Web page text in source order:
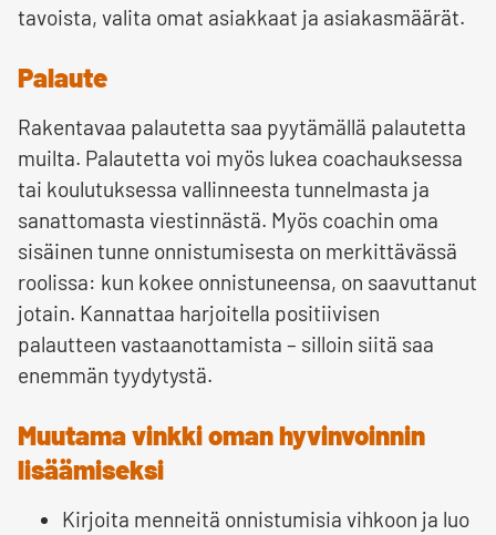
tavoista, valita omat asiakkaat ja asiakasmäärät.
Palaute
Rakentavaa palautetta saa pyytämällä palautetta
muilta. Palautetta voi myös lukea coachauksessa
tai koulutuksessa vallinneesta tunnelmasta ja
sanattomasta viestinnästä. Myös coachin oma
sisäinen tunne onnistumisesta on merkittävässä
roolissa: kun kokee onnistuneensa, on saavuttanut
jotain. Kannattaa harjoitella positiivisen
palautteen vastaanottamista – silloin siitä saa
enemmän tyydytystä.
Muutama vinkki oman hyvinvoinnin
lisäämiseksi
Kirjoita menneitä onnistumisia vihkoon ja luo